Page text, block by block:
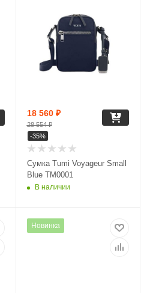
Сумка Tumi Voyageur Small
Blue TM0001
В наличии
18 560₽
28 554₽
-35%
Новинка